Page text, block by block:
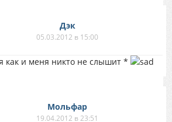
Дэк
05.03.2012 в 15:00
как и меня никто не слышит *
Мольфар
19.04.2012 в 23:51